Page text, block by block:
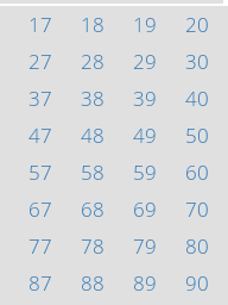
17 18 19
20
27 28 29
30
37 38 39
40
47 48 49
50
57 58 59
60
67 68 69
70
77 78 79
80
87 88 89
90